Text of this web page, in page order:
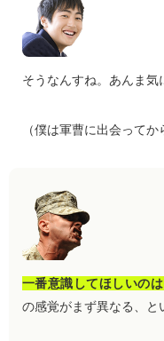
そうなんすね。あんま気
（僕は軍曹に出会って
一番意識してほしいの
の感覚がまず異なる、と